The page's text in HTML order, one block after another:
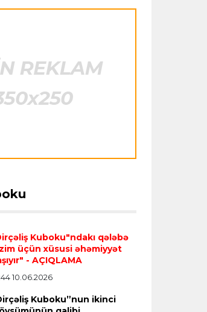
bahalı
Transfer
tapdı
06.08.2026
adını daşıyan
ÇSKA-dan inamlı
Kuboku"ndakı qələbə
üçün xüsusi əhəmiyyət
- AÇIQLAMA
10.06.2026
Kuboku”nun ikinci